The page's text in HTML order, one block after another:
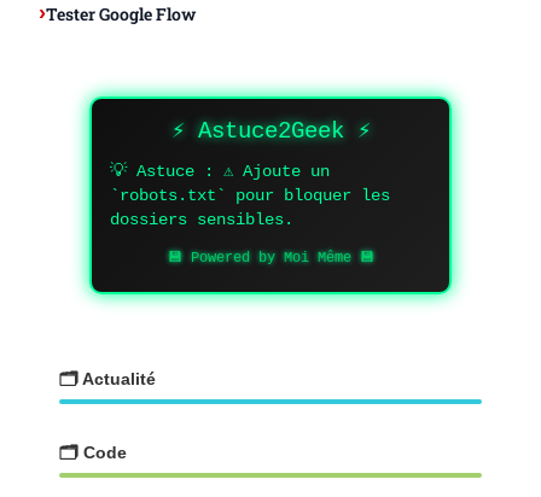
Tester Google Flow
⚡ Astuce2Geek ⚡
💡 Astuce : ⚠️ Ajoute un
`robots.txt` pour bloquer les
dossiers sensibles.
💾 Powered by Moi Même 💾
🗂️ Actualité
🗂️ Code